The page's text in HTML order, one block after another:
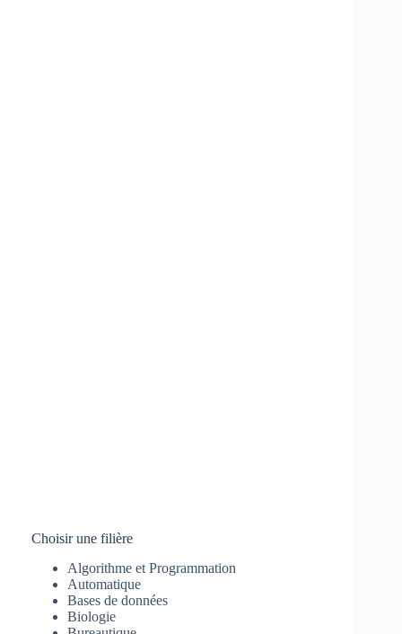
Choisir une filière
Algorithme et Programmation
Automatique
Bases de données
Biologie